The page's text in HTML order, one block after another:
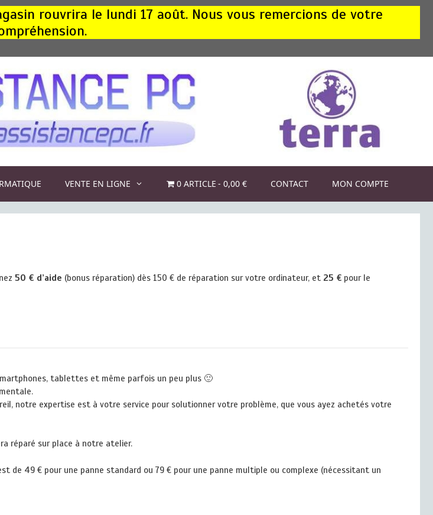
rouvrira le lundi 17 août. Nous vous remercions de votre
VENTE EN LIGNE 0 ARTICLE 0,00 € CONTACT MON COMPTE
50 € d’aide (bonus réparation) dès 150 € de réparation sur votre ordinateur, et 25 € pour le
tablettes et même parfois un peu plus 🙂
notre expertise est à votre service pour solutionner votre problème, que vous ayez achetés votre
réparé sur place à notre atelier.
de 49 € pour une panne standard ou 79 € pour une panne multiple ou complexe (nécessitant un